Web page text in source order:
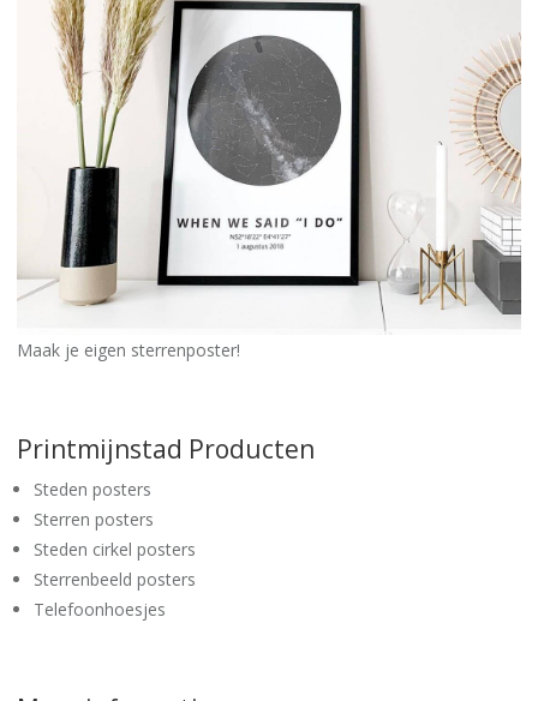
Maak je eigen sterrenposter!
Printmijnstad Producten
Steden posters
Sterren posters
Steden cirkel posters
Sterrenbeeld posters
Telefoonhoesjes